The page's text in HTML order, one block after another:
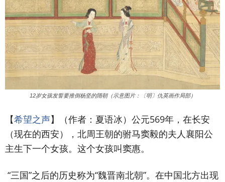
12岁女孩发誓要推倒杨坚的隋朝（示意图片：〔明〕仇英画作局部）
【希望之声】（作者：夏语冰） 公元569年，在长安
（现在的西安），北周王朝的驸马窦毅的夫人襄阳公
主生下一个女孩。这个女孩叫窦惠。
“三国”之后的历史称为“魏晋南北朝”。在中国北方出现